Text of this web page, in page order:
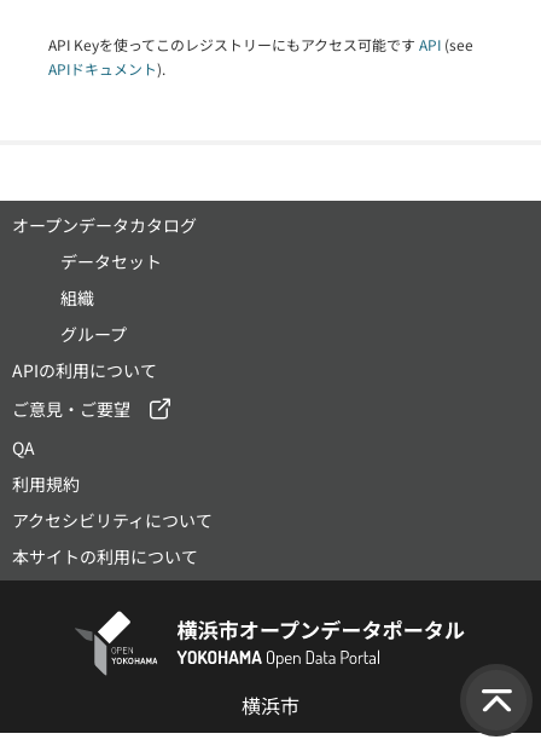
API Keyを使ってこのレジストリーにもアクセス可能です API (see
APIドキュメント).
オープンデータカタログ
データセット
組織
グループ
APIの利用について
ご意見・ご要望
QA
利用規約
アクセシビリティについて
本サイトの利用について
横浜市